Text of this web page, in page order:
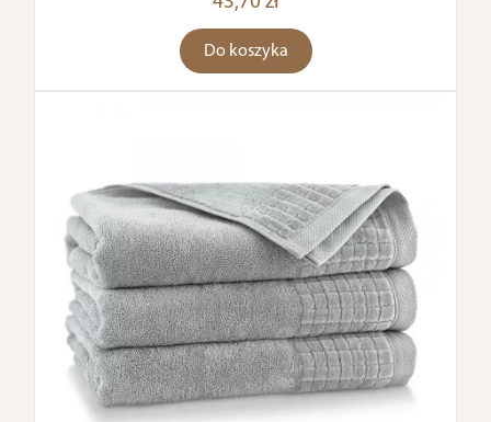
Do koszyka